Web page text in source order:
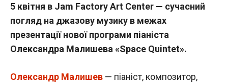
5 квітня в Jam Factory Art Center — сучасний
погляд на джазову музику в межах
презентації нової програми піаніста
Олександра Малишева «Space Quintet».
Олександр Малишев — піаніст, композитор,